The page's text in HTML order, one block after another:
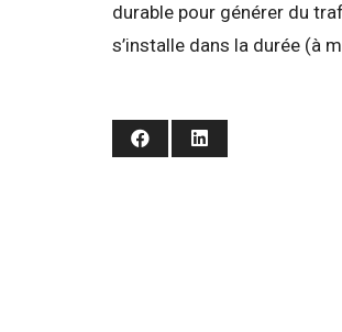
durable pour générer du
s’installe dans la durée (à